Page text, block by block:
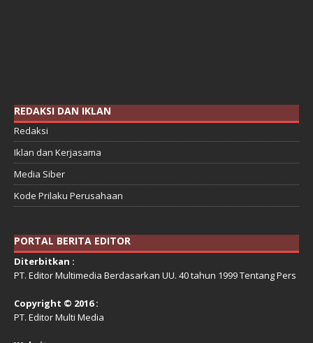
REDAKSI DAN IKLAN
Redaksi
Iklan dan Kerjasama
Media Siber
Kode Prilaku Perusahaan
PORTAL BERITA EDITOR
Diterbitkan :
PT. Editor Multimedia Berdasarkan UU. 40 tahun 1999 Tentang Pers
Copyright © 2016 :
PT. Editor Multi Media